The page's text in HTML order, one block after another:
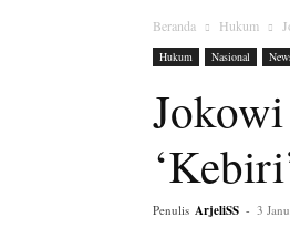
Beranda Hukum
Hukum Nasional
Jokowi
Penulis ArjeliSS - 3